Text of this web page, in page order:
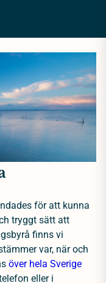
för att kunna
tryggt sätt att
finns vi
var, när och
över hela Sverige
eller i